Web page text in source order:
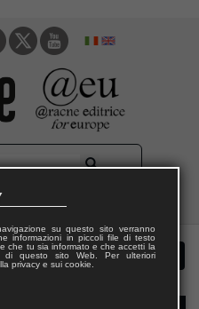
su questo sito verranno
informazioni in piccoli file di testo
che tu sia informato e che accetti la
questo sito Web. Per ulteriori
privacy e sui cookie.